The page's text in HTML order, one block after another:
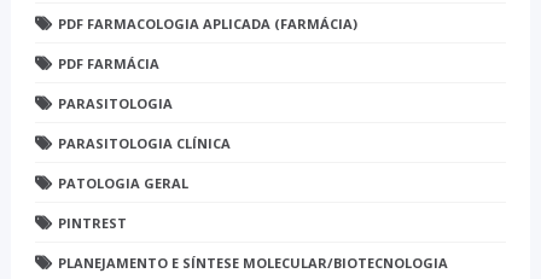
PDF FARMACOLOGIA APLICADA (FARMÁCIA)
PDF FARMÁCIA
PARASITOLOGIA
PARASITOLOGIA CLÍNICA
PATOLOGIA GERAL
PINTREST
PLANEJAMENTO E SÍNTESE MOLECULAR/BIOTECNOLOGIA